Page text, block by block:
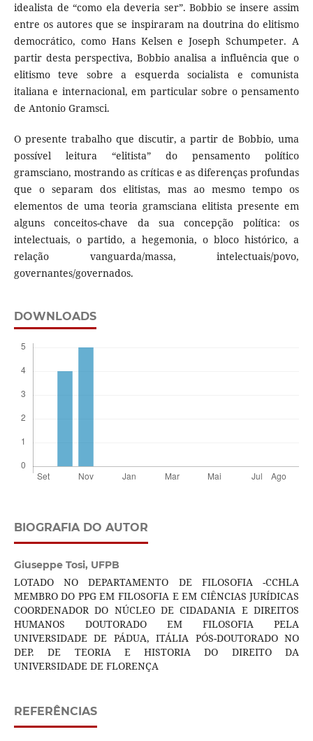
idealista de “como ela deveria ser”. Bobbio se insere assim
entre os autores que se inspiraram na doutrina do elitismo
democrático, como Hans Kelsen e Joseph Schumpeter. A
partir desta perspectiva, Bobbio analisa a influência que o
elitismo teve sobre a esquerda socialista e comunista
italiana e internacional, em particular sobre o pensamento
de Antonio Gramsci.
O presente trabalho que discutir, a partir de Bobbio, uma
possível leitura “elitista” do pensamento político
gramsciano, mostrando as críticas e as diferenças profundas
que o separam dos elitistas, mas ao mesmo tempo os
elementos de uma teoria gramsciana elitista presente em
alguns conceitos-chave da sua concepção política: os
intelectuais, o partido, a hegemonia, o bloco histórico, a
relação vanguarda/massa, intelectuais/povo,
governantes/governados.
DOWNLOADS
BIOGRAFIA DO AUTOR
Giuseppe Tosi, UFPB
LOTADO NO DEPARTAMENTO DE FILOSOFIA -CCHLA
MEMBRO DO PPG EM FILOSOFIA E EM CIÊNCIAS JURÍDICAS
COORDENADOR DO NÚCLEO DE CIDADANIA E DIREITOS
HUMANOS DOUTORADO EM FILOSOFIA PELA
UNIVERSIDADE DE PÁDUA, ITÁLIA PÓS-DOUTORADO NO
DEP. DE TEORIA E HISTORIA DO DIREITO DA
UNIVERSIDADE DE FLORENÇA
REFERÊNCIAS